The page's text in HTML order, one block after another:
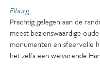
Elburg
Prachtig gelegen aan de
meest bezienswaardige
monumenten en sfeervolle
het zelfs een welvarende